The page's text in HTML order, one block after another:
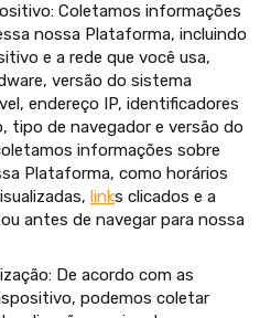
Coletamos informações
nossa Plataforma, incluindo
e a rede que você usa,
versão do sistema
endereço IP, identificadores
tipo de navegador e versão do
informações sobre
Plataforma, como horários
links clicados e a
antes de navegar para nossa
De acordo com as
podemos coletar